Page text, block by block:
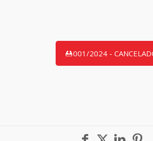
001/2024 -